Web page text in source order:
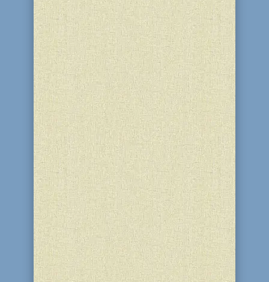
Любавический Ребе, рабби Менахем-
Мендел Шнеерсон (1902-1994),
считается наиболее феноменальным
еврейским духовным лидером и
мыслителем современной эпохи.
Сотни томов опубликованных трудов,
тысячи посланников по всему миру,
несущих собратьям свет его учения,
сотни...